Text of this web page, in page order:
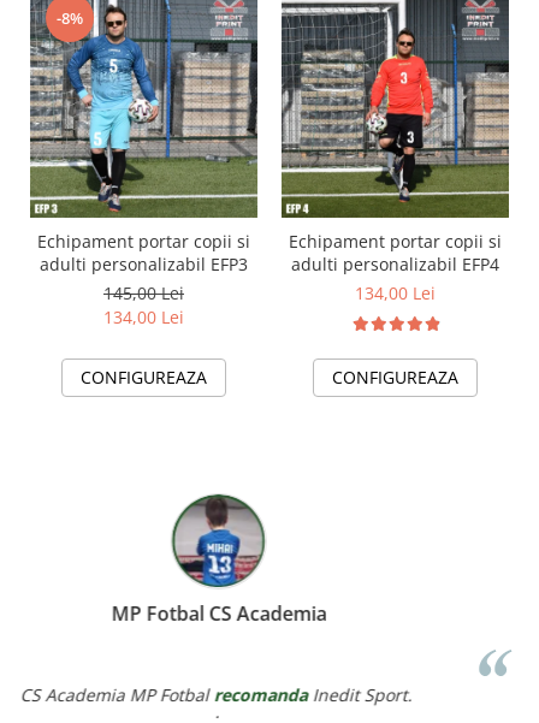
-8%
Echipament portar copii si
adulti personalizabil EFP3
145,00 Lei
134,00 Lei
CONFIGUREAZA
Echipament portar copii si
adulti personalizabil EFP4
134,00 Lei
CONFIGUREAZA
Miereanu Corina
Corina Violeta Miereanrecomanda Inedit Sport.